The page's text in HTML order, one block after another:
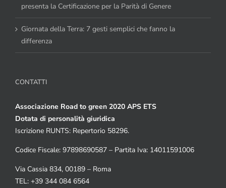
presenta la Certificazione per la Parità di Genere
Giornata della Terra: 7 gesti semplici che fanno la
differenza
CONTATTI
Associazione Road to green 2020 APS ETS
Dotata di personalità giuridica
Iscrizione RUNTS: Repertorio 58296.
Codice Fiscale: 97898690587 – Partita Iva: 14011591006
Via Cassia 834, 00189 – Roma
TEL: +39 344 084 6564